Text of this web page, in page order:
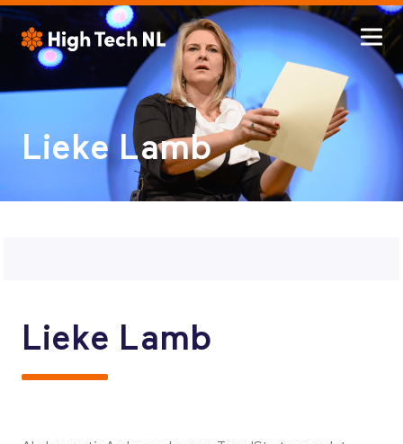
Lieke Lamb
Lieke Lamb